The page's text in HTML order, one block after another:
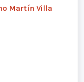
Martín Villa